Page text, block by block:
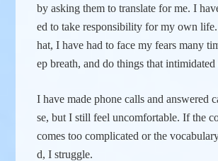
by asking them to translate for me. I
ed to take responsibility for my own
hat, I have had to face my fears many
ep breath, and do things that intimidated
I have made phone calls and answered
se, but I still feel uncomfortable. If the
comes too complicated or the
d, I struggle.